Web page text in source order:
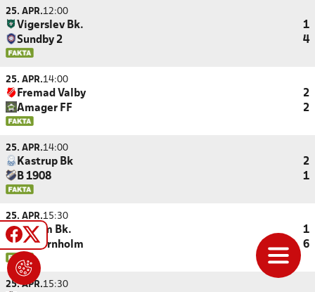
25. APR.12:00
Vigerslev Bk.
1
Sundby 2
4
25. APR.14:00
Fremad Valby
2
Amager FF
2
25. APR.14:00
Kastrup Bk
2
B 1908
1
25. APR.15:30
Husum Bk.
1
NB Bornholm
6
25. APR.15:30